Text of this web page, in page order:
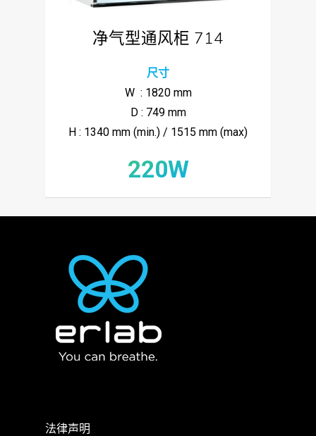
净气型通风柜 714
尺寸
W : 1820 mm
D : 749 mm
H : 1340 mm (min.) / 1515 mm (max)
220W
法律声明